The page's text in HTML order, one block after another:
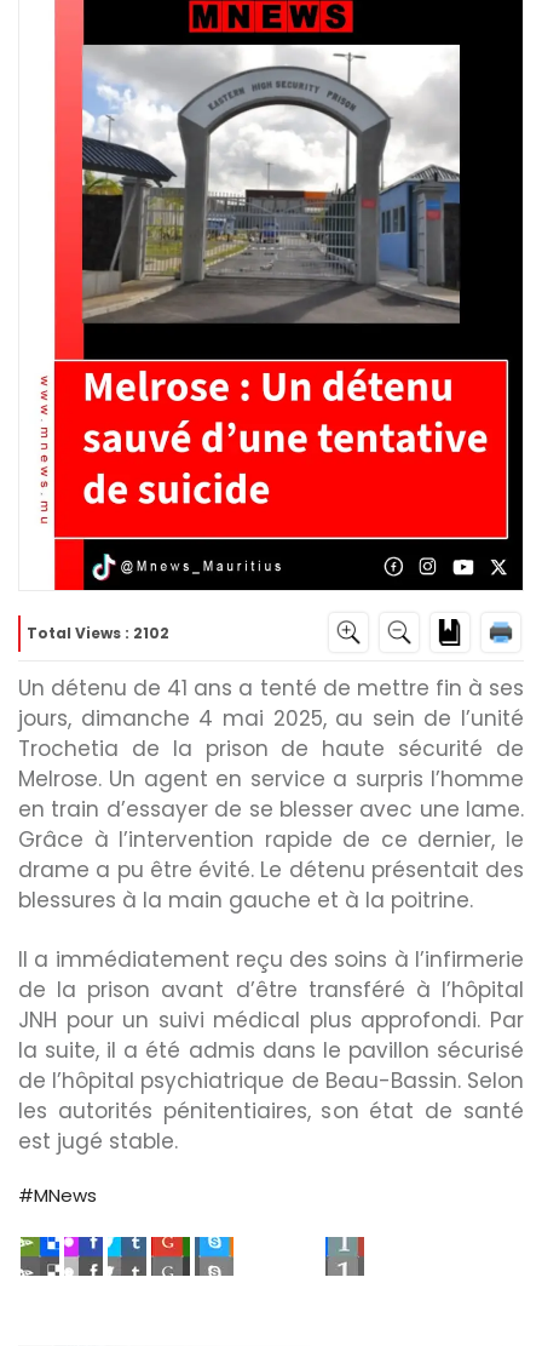
d
immédiat.
avec…
Total Views : 2102
Un détenu de 41 ans a tenté de mettre fin à ses
jours, dimanche 4 mai 2025, au sein de l’unité
Trochetia de la prison de haute sécurité de
Melrose. Un agent en service a surpris l’homme
en train d’essayer de se blesser avec une lame.
Grâce à l’intervention rapide de ce dernier, le
drame a pu être évité. Le détenu présentait des
blessures à la main gauche et à la poitrine.
Il a immédiatement reçu des soins à l’infirmerie
de la prison avant d’être transféré à l’hôpital
JNH pour un suivi médical plus approfondi. Par
la suite, il a été admis dans le pavillon sécurisé
de l’hôpital psychiatrique de Beau-Bassin. Selon
les autorités pénitentiaires, son état de santé
est jugé stable.
#MNews